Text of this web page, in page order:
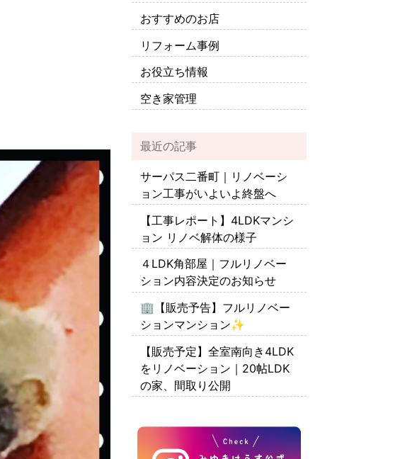
おすすめのお店
リフォーム事例
お役立ち情報
空き家管理
最近の記事
サーパス二番町｜リノベーシ
ョン工事がいよいよ終盤へ
【工事レポート】4LDKマンシ
ョン リノベ解体の様子
４LDK角部屋｜フルリノベー
ション内容決定のお知らせ
🏢【販売予告】フルリノベー
ションマンション✨
【販売予定】全室南向き4LDK
をリノベーション｜20帖LDK
の家、間取り公開